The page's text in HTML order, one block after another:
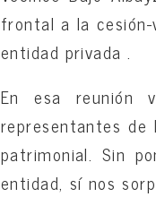
frontal a la
entidad privada .
En esa reunión
representantes
patrimonial. Sin
entidad, sí nos